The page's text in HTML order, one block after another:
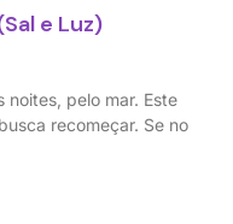
e Luz)
noites, pelo mar. Este
recomeçar. Se no